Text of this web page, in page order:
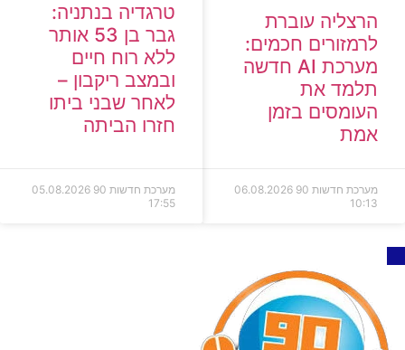
הרצליה עוברת
לרמזורים חכמים:
מערכת AI חדשה
תלמד את
העומסים בזמן
אמת
מערכת חדשות 90
06.08.2026
10:13
טרגדיה בנתניה:
גבר בן 53 אותר
ללא רוח חיים
ובמצב ריקבון –
לאחר שבני ביתו
חזרו הביתה
מערכת חדשות 90
05.08.2026
17:55